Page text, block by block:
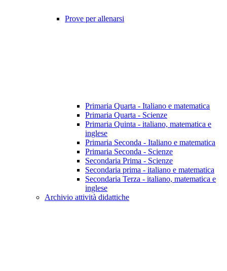
Prove per allenarsi
Primaria Quarta - Italiano e matematica
Primaria Quarta - Scienze
Primaria Quinta - italiano, matematica e
inglese
Primaria Seconda - Italiano e matematica
Primaria Seconda - Scienze
Secondaria Prima - Scienze
Secondaria prima - italiano e matematica
Secondaria Terza - italiano, matematica e
inglese
Archivio attività didattiche